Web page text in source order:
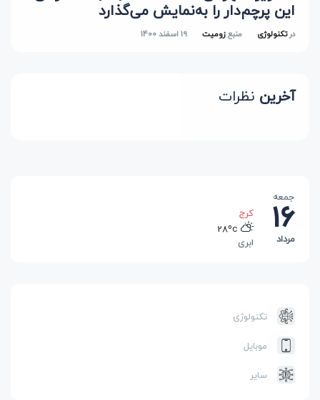
جمعه
16
مرداد
کرج
28ºc
ابری
32ºcتکنولوژی
موبایل
سایر
این پرچم‌دار را به‌نمایش می‌گذارد
درتکنولوژی منبعزومیت 19 اسفند 1400
آخرین نظرات